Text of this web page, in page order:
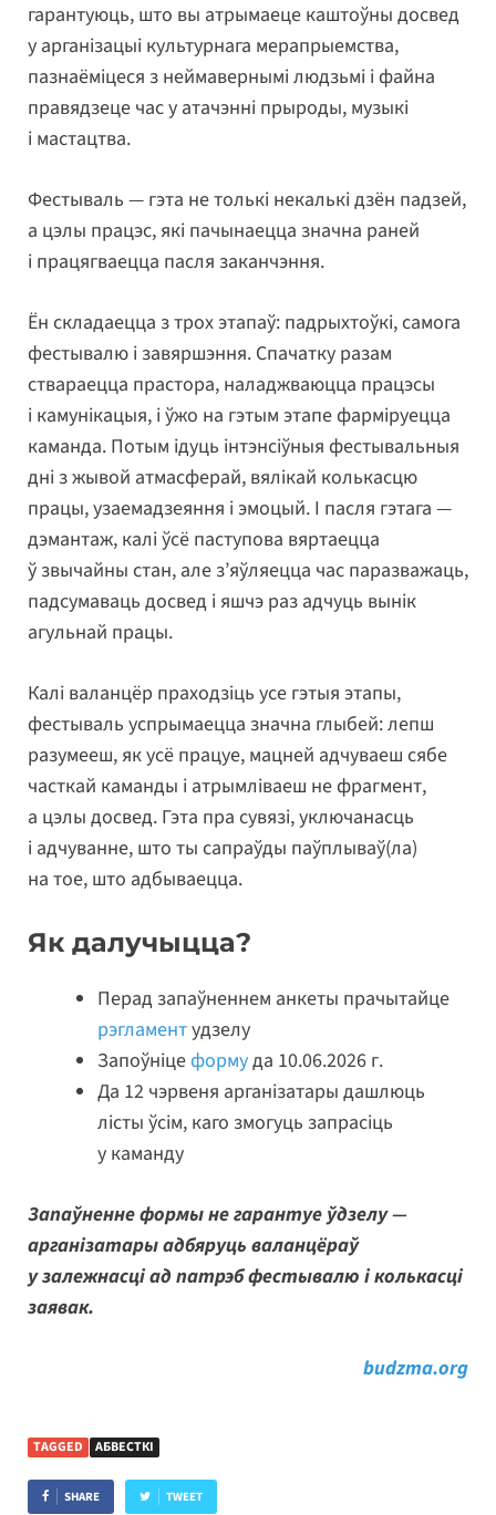
гарантуюць, што вы атрымаеце каштоўны досвед
у арганізацыі культурнага мерапрыемства,
пазнаёміцеся з неймавернымі людзьмі і файна
правядзеце час у атачэнні прыроды, музыкі
і мастацтва.
Фестываль — гэта не толькі некалькі дзён падзей,
а цэлы працэс, які пачынаецца значна раней
і працягваецца пасля заканчэння.
Ён складаецца з трох этапаў: падрыхтоўкі, самога
фестывалю і завяршэння. Спачатку разам
ствараецца прастора, наладжваюцца працэсы
і камунікацыя, і ўжо на гэтым этапе фарміруецца
каманда. Потым ідуць інтэнсіўныя фестывальныя
дні з жывой атмасферай, вялікай колькасцю
працы, узаемадзеяння і эмоцый. І пасля гэтага —
дэмантаж, калі ўсё паступова вяртаецца
ў звычайны стан, але з’яўляецца час паразважаць,
падсумаваць досвед і яшчэ раз адчуць вынік
агульнай працы.
Калі валанцёр праходзіць усе гэтыя этапы,
фестываль успрымаецца значна глыбей: лепш
разумееш, як усё працуе, мацней адчуваеш сябе
часткай каманды і атрымліваеш не фрагмент,
а цэлы досвед. Гэта пра сувязі, уключанасць
і адчуванне, што ты сапраўды паўплываў(ла)
на тое, што адбываецца.
Як далучыцца?
Перад запаўненнем анкеты прачытайце
рэгламентудзелу
Запоўніце формуда 10.06.2026 г.
Да 12 чэрвеня арганізатары дашлюць
лісты ўсім, каго змогуць запрасіць
у каманду
Запаўненне формы не гарантуе ўдзелу —
арганізатары адбяруць валанцёраў
у залежнасці ад патрэб фестывалю і колькасці
заявак.
budzma.org
TAGGED АБВЕСТКІ
SHARE TWEET